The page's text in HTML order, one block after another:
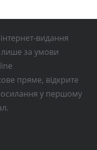
видання
лише за умови
пряме, відкрите
у першому